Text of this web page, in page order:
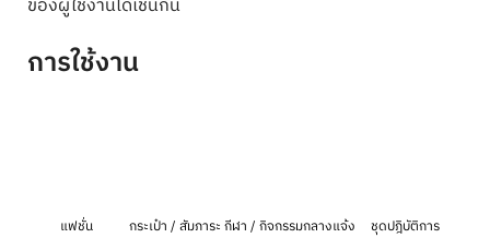
ของผู้ใช้งานได้เช่นกัน
แฟชั่น กระเป๋า / สัมภาระ กีฬา / กิจกรรมกลางแจ้ง ชุดปฎิบัติการ